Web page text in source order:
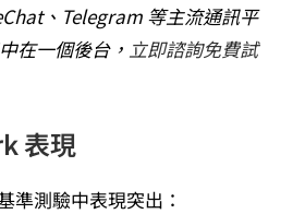
、Telegram 等主流通訊平
在一個後台， 立即諮詢免費試
表現
準測驗中表現突出：